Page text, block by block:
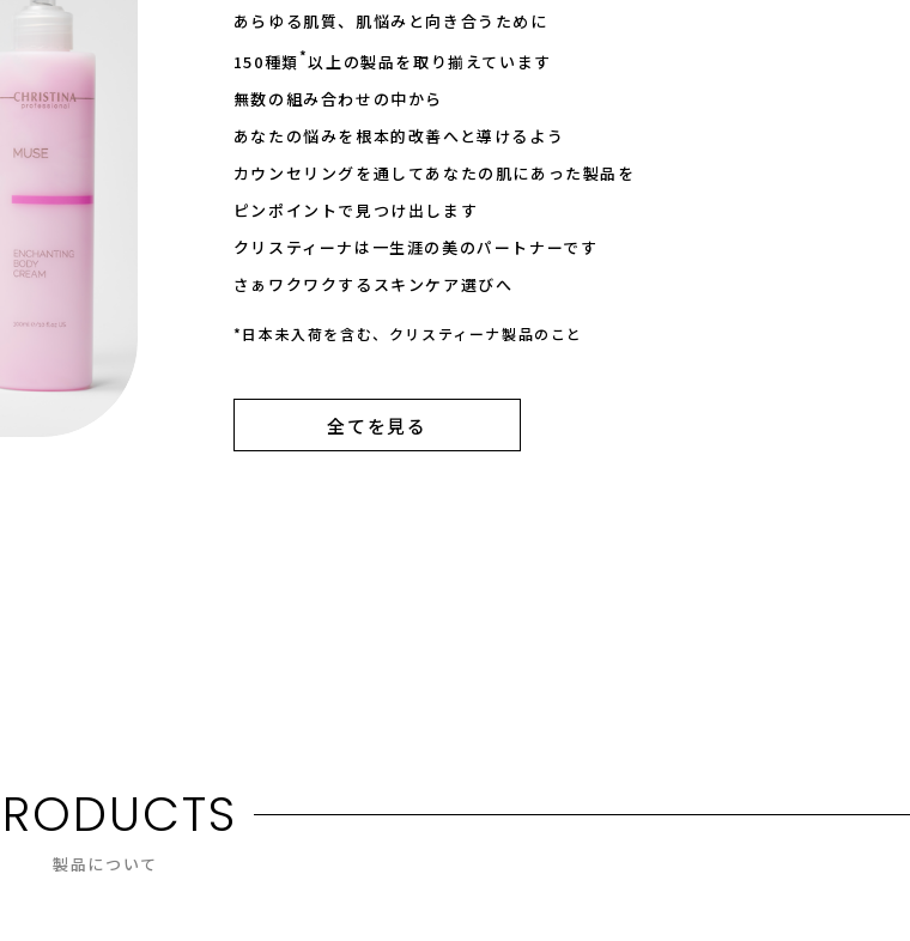
あらゆる肌質、肌悩みと向き合うために
150種類*以上の製品を取り揃えています
無数の組み合わせの中から
あなたの悩みを根本的改善へと導けるよう
カウンセリングを通してあなたの肌にあった製品を
ピンポイントで見つけ出します
クリスティーナは一生涯の美のパートナーです
さぁワクワクするスキンケア選びへ
*日本未入荷を含む、クリスティーナ製品のこと
全てを見る
RODUCTS
製品について